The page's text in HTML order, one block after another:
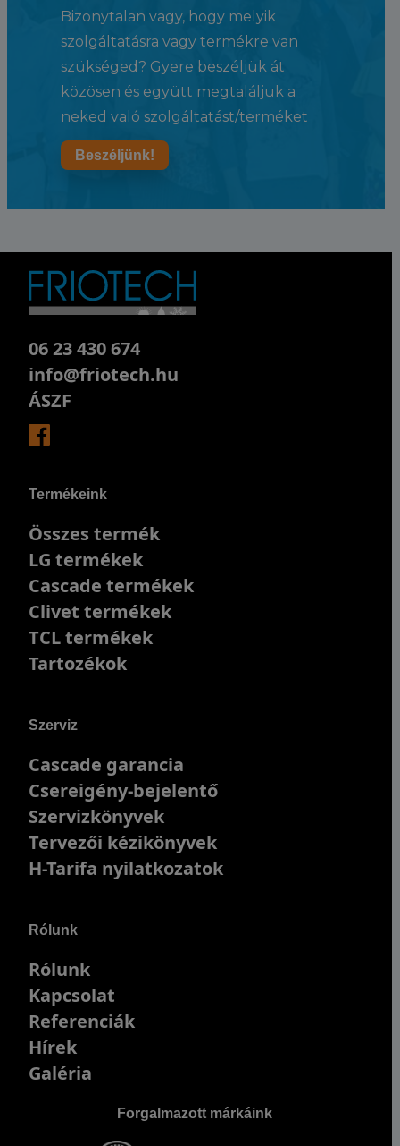
Bizonytalan vagy, hogy melyik
szolgáltatásra vagy termékre van
szükséged? Gyere beszéljük át
közösen és együtt megtaláljuk a
neked való szolgáltatást/terméket
Beszéljünk!
06 23 430 674
info@friotech.hu
ÁSZF
Termékeink
Összes termék
LG termékek
Cascade termékek
Clivet termékek
TCL termékek
Tartozékok
Szerviz
Cascade garancia
Csereigény-bejelentő
Szervizkönyvek
Tervezői kézikönyvek
H-Tarifa nyilatkozatok
Rólunk
Rólunk
Kapcsolat
Referenciák
Hírek
Galéria
Forgalmazott márkáink